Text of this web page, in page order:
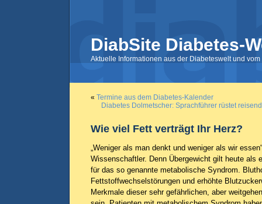
DiabSite Diabetes-
Aktuelle Informationen aus der Diabeteswelt und
« Termine aus dem Diabetes-Kalender
Diabetes Dolmetscher: Sprachführer rüstet
Wie viel Fett verträgt Ihr Herz?
„Weniger als man denkt und weniger als wir
Wissenschaftler. Denn Übergewicht gilt heute als
für das so genannte metabolische Syndrom.
Fettstoffwechselstörungen und erhöhte
Merkmale dieser sehr gefährlichen, aber